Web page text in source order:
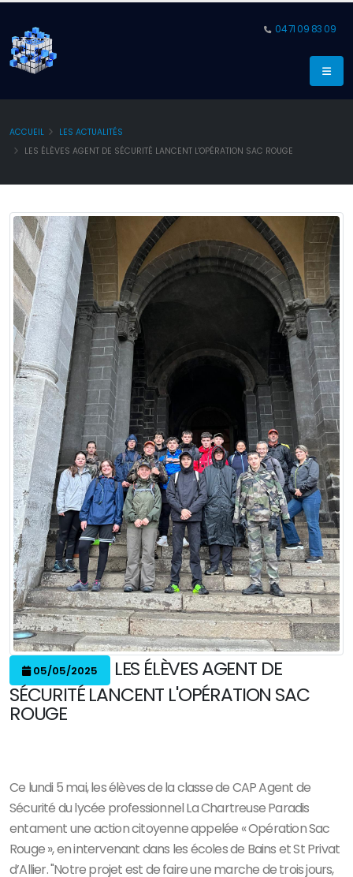
04 71 09 83 09
ACCUEIL
LES ACTUALITÉS
LES ÉLÈVES AGENT DE SÉCURITÉ LANCENT L'OPÉRATION SAC ROUGE
05/05/2025
LES ÉLÈVES AGENT DE
SÉCURITÉ LANCENT L'OPÉRATION SAC
ROUGE
Ce lundi 5 mai, les élèves de la classe de CAP Agent de
Sécurité du lycée professionnel La Chartreuse Paradis
entament une action citoyenne appelée « Opération Sac
Rouge », en intervenant dans les écoles de Bains et St Privat
d’Allier. "Notre projet est de faire une marche de trois jours,